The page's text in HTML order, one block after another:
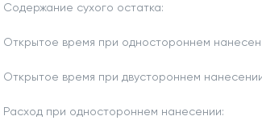
Содержание сухого остатка:
Открытое время при одностороннем
Открытое время при двустороннем
Расход при одностороннем нанесении: